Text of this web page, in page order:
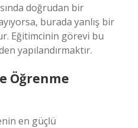
doğrudan bir
burada yanlış bir
Eğitimcinin görevi bu
yapılandırmaktır.
Öğrenme
en güçlü